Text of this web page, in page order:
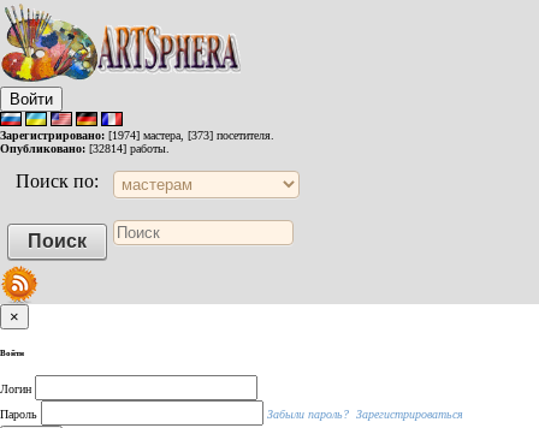
Войти
Зарегистрировано: [1974] мастера, [373] посетителя.
Опубликовано: [32814] работы.
Поиск по:
×
Войти
Логин
Пароль
Забыли пароль? Зарегистрироваться